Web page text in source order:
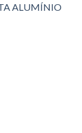
ALUMÍNIO